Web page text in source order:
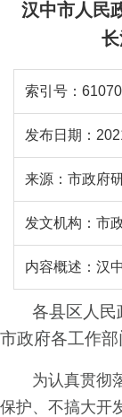
汉中市人民
索引号：
发布日期：
来源： 市政府
发文机构： 市
内容概述： 汉
各县区人民
市政府各工作部
为认真贯彻
保护、不搞大开